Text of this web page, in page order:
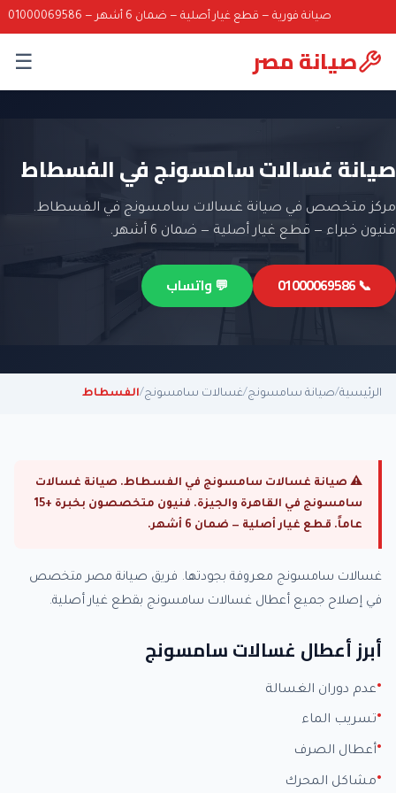
صيانة فورية — قطع غيار أصلية — ضمان 6 أشهر — 01000069586
صيانة مصر ☰
صيانة غسالات سامسونج في الفسطاط
مركز متخصص في صيانة غسالات سامسونج في الفسطاط.
فنيون خبراء — قطع غيار أصلية — ضمان 6 أشهر.
📞 01000069586 💬 واتساب
الرئيسية/صيانة سامسونج/غسالات سامسونج/الفسطاط
⚠ صيانة غسالات سامسونج في الفسطاط. صيانة غسالات
سامسونج في القاهرة والجيزة. فنيون متخصصون بخبرة +15
عاماً. قطع غيار أصلية — ضمان 6 أشهر.
غسالات سامسونج معروفة بجودتها. فريق صيانة مصر متخصص
في إصلاح جميع أعطال غسالات سامسونج بقطع غيار أصلية.
أبرز أعطال غسالات سامسونج
عدم دوران الغسالة
تسريب الماء
أعطال الصرف
مشاكل المحرك